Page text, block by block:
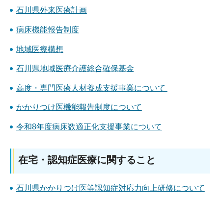
石川県外来医療計画
病床機能報告制度
地域医療構想
石川県地域医療介護総合確保基金
高度・専門医療人材養成支援事業について
かかりつけ医機能報告制度について
令和8年度病床数適正化支援事業について
在宅・認知症医療に関すること
石川県かかりつけ医等認知症対応力向上研修について